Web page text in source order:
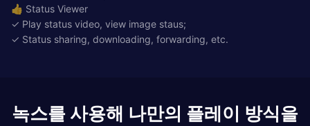
👍 Status Viewer
✓ Play status video, view image staus;
✓ Status sharing, downloading, forwarding, etc.
녹스를 사용해 나만의 플레이 방식을